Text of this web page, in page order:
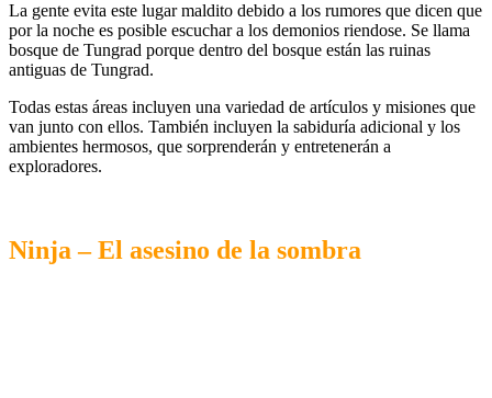
La gente evita este lugar maldito debido a los rumores que dicen que
por la noche es posible escuchar a los demonios riendose. Se llama
bosque de Tungrad porque dentro del bosque están las ruinas
antiguas de Tungrad.
Todas estas áreas incluyen una variedad de artículos y misiones que
van junto con ellos. También incluyen la sabiduría adicional y los
ambientes hermosos, que sorprenderán y entretenerán a
exploradores.
Ninja – El asesino de la sombra